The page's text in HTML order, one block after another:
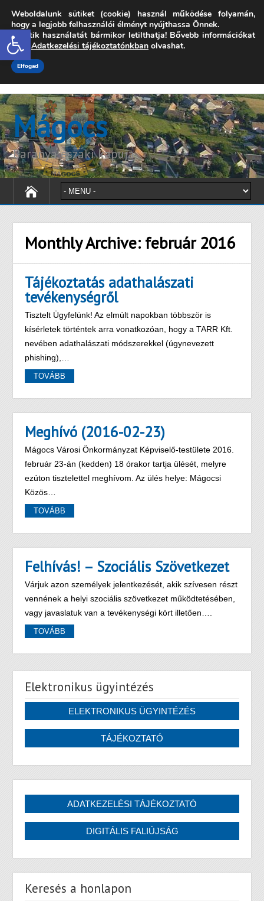
Open toolbar
7342 Mágocs, Szabadság utca 39.
onkormanyzat@magocs.hu +36 (72) 451 110
Elérhetőségek
Mágocs
Baranya északi kapuja
Monthly Archive: február 2016
Tájékoztatás adathalászati
tevékenységről
Tisztelt Ügyfelünk! Az elmúlt napokban többször is
kísérletek történtek arra vonatkozóan, hogy a TARR Kft.
nevében adathalászati módszerekkel (úgynevezett
phishing),…
TOVÁBB
Meghívó (2016-02-23)
Mágocs Városi Önkormányzat Képviselő-testülete 2016.
február 23-án (kedden) 18 órakor tartja ülését, melyre
ezúton tisztelettel meghívom. Az ülés helye: Mágocsi
Közös…
TOVÁBB
Felhívás! – Szociális Szövetkezet
Várjuk azon személyek jelentkezését, akik szívesen részt
vennének a helyi szociális szövetkezet működtetésében,
vagy javaslatuk van a tevékenységi kört illetően….
TOVÁBB
Elektronikus ügyintézés
Keresés a honlapon
Weboldalunk sütiket (cookie) használ működése folyamán,
hogy a legjobb felhasználói élményt nyújthassa Önnek.
A sütik használatát bármikor letilthatja! Bővebb információkat
erről Adatkezelési tájékoztatónkban olvashat.
Elfogad